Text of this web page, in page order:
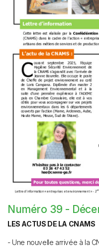
Numéro 39 -
LES ACTUS DE LA CNAMS
- Une nouvelle arrivée à la